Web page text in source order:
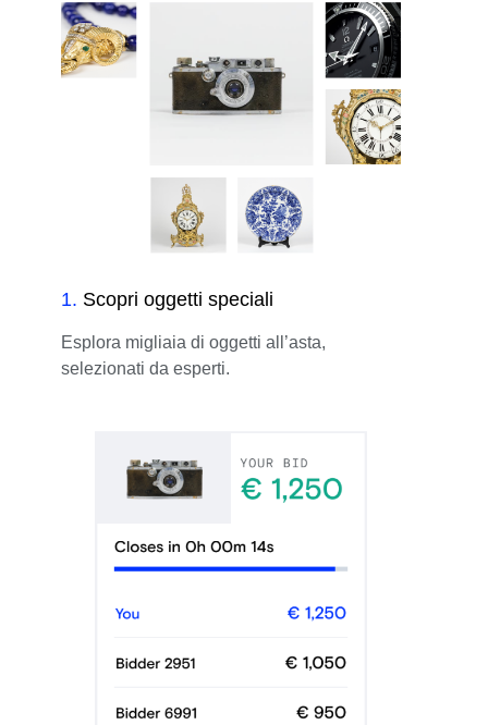
1. Scopri oggetti speciali
Esplora migliaia di oggetti all’asta,
selezionati da esperti.